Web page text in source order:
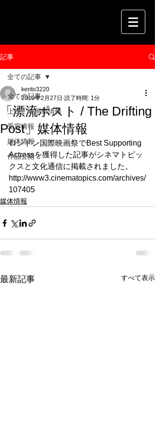
記事
全ての記事
上映・映画祭情報
受賞情報
媒体情報
作品公開
全ての記事
「漂流ポスト / The Drifting
Post」媒体情報
kento3220
2019年2月27日 読了時間: 1分
ロンドン国際映画祭でBest Supporting
Actressを獲得した記事がシネマトピッ
クスと文化通信に掲載されました。
http://www3.cinematopics.com/archives/
107405
媒体情報
最新記事 すべて表示